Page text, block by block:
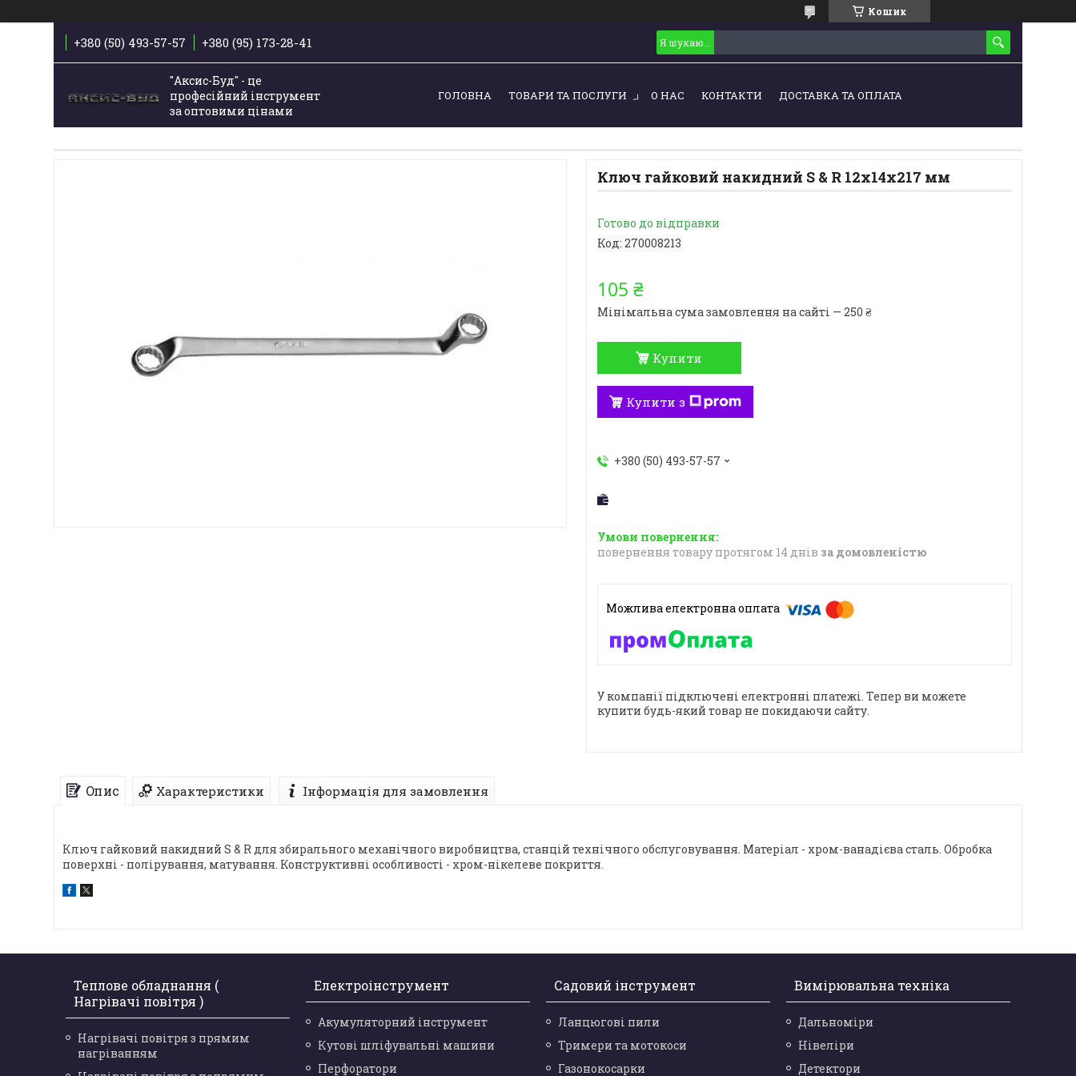
Кошик
+380 (50) 493-57-57 +380 (95) 173-28-41
"Аксис-Буд" - це
професійний інструмент
за оптовими цінами
ГОЛОВНА ТОВАРИ ТА ПОСЛУГИ О НАС КОНТАКТИ ДОСТАВКА ТА ОПЛАТА
Ключ гайковий накидний S & R 12х14х217 мм
Готово до відправки
Код: 270008213
105 ₴
Мінімальна сума замовлення на сайті — 250 ₴
Купити
Купити з
+380 (50) 493-57-57
повернення товару протягом 14 днів за домовленістю
У компанії підключені електронні платежі. Тепер ви можете
купити будь-який товар не покидаючи сайту.
Опис Характеристики Інформація для замовлення
Ключ гайковий накидний S & R для збирального механічного виробництва, станцій технічного обслуговування. Матеріал - хром-ванадієва сталь. Обробка
поверхні - полірування, матування. Конструктивні особливості - хром-нікелеве покриття.
Теплове обладнання (
Нагрівачі повітря )
Нагрівачі повітря з прямим
нагріванням
Електроінструмент
Акумуляторний інструмент
Кутові шліфувальні машини
Перфоратори
Садовий інструмент
Ланцюгові пили
Тримери та мотокоси
Газонокосарки
Вимірювальна техніка
Дальноміри
Нівеліри
Детектори